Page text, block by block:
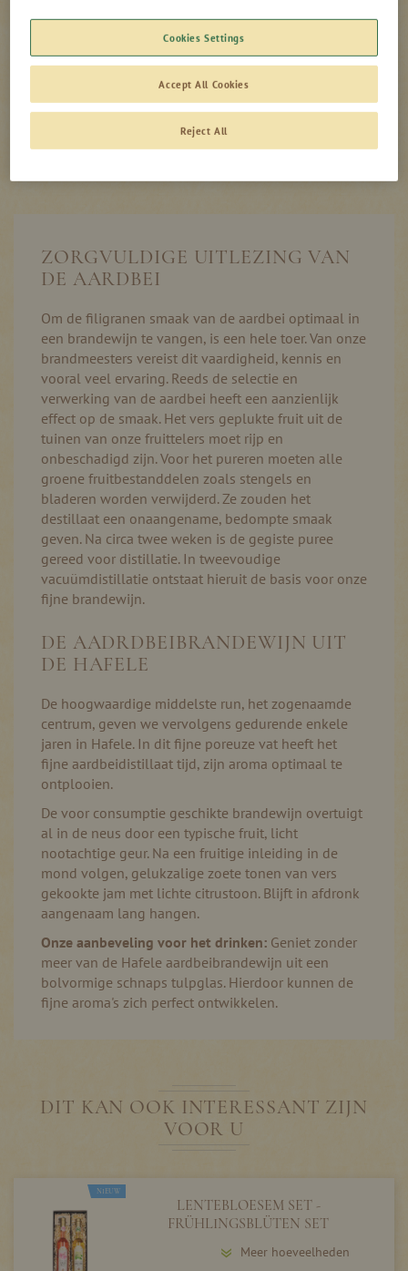
In de winkelmand
Op voorraad
ZORGVULDIGE UITLEZING VAN
DE AARDBEI
Om de filigranen smaak van de aardbei optimaal in
een brandewijn te vangen, is een hele toer. Van onze
brandmeesters vereist dit vaardigheid, kennis en
vooral veel ervaring. Reeds de selectie en
verwerking van de aardbei heeft een aanzienlijk
effect op de smaak. Het vers geplukte fruit uit de
tuinen van onze fruittelers moet rijp en
onbeschadigd zijn. Voor het pureren moeten alle
groene fruitbestanddelen zoals stengels en
bladeren worden verwijderd. Ze zouden het
destillaat een onaangename, bedompte smaak
geven. Na circa twee weken is de gegiste puree
gereed voor distillatie. In tweevoudige
vacuümdistillatie ontstaat hieruit de basis voor onze
fijne brandewijn.
DE AADRDBEIBRANDEWIJN UIT
DE HAFELE
De hoogwaardige middelste run, het zogenaamde
centrum, geven we vervolgens gedurende enkele
jaren in Hafele. In dit fijne poreuze vat heeft het
fijne aardbeidistillaat tijd, zijn aroma optimaal te
ontplooien.
De voor consumptie geschikte brandewijn overtuigt
al in de neus door een typische fruit, licht
nootachtige geur. Na een fruitige inleiding in de
mond volgen, gelukzalige zoete tonen van vers
gekookte jam met lichte citrustoon. Blijft in afdronk
aangenaam lang hangen.
Onze aanbeveling voor het drinken: Geniet zonder
meer van de Hafele aardbeibrandewijn uit een
bolvormige schnaps tulpglas. Hierdoor kunnen de
fijne aroma's zich perfect ontwikkelen.
DIT KAN OOK INTERESSANT ZIJN
VOOR U
NIEUW
LENTEBLOESEM SET -
FRÜHLINGSBLÜTEN SET
Meer hoeveelheden
Cookies Settings
Reject All
Accept All Cookies